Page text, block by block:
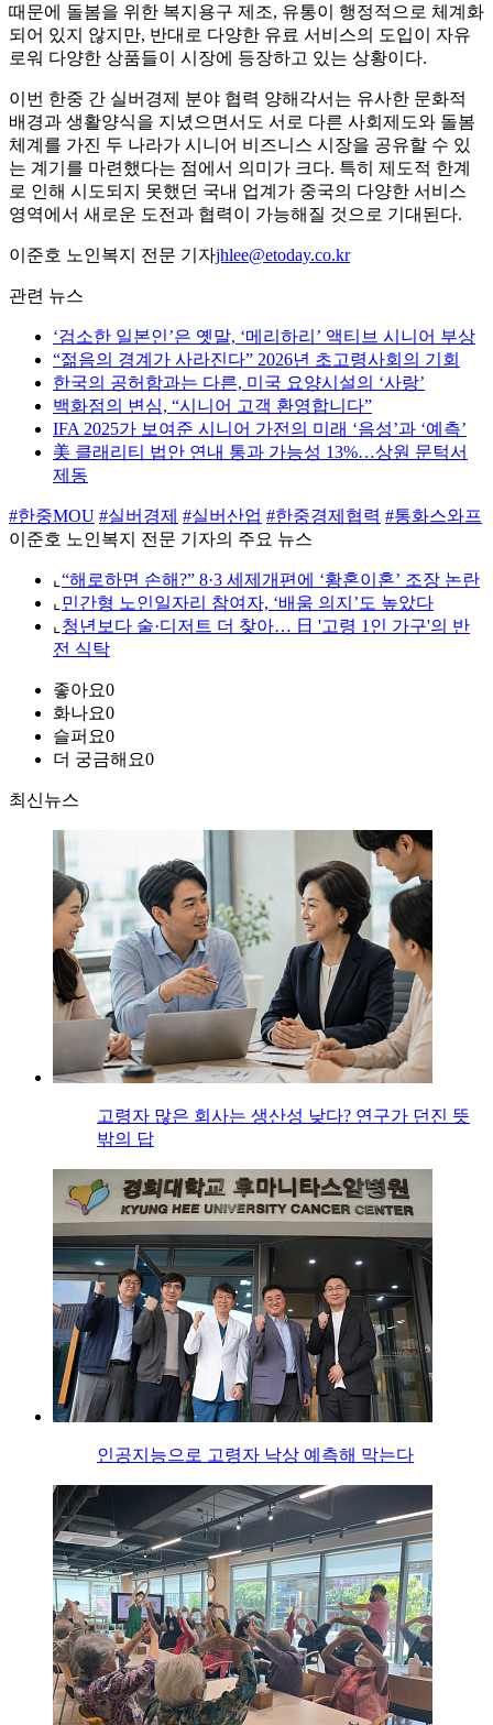
때문에 돌봄을 위한 복지용구 제조, 유통이 행정적으로 체계화
되어 있지 않지만, 반대로 다양한 유료 서비스의 도입이 자유
로워 다양한 상품들이 시장에 등장하고 있는 상황이다.
이번 한중 간 실버경제 분야 협력 양해각서는 유사한 문화적
배경과 생활양식을 지녔으면서도 서로 다른 사회제도와 돌봄
체계를 가진 두 나라가 시니어 비즈니스 시장을 공유할 수 있
는 계기를 마련했다는 점에서 의미가 크다. 특히 제도적 한계
로 인해 시도되지 못했던 국내 업계가 중국의 다양한 서비스
영역에서 새로운 도전과 협력이 가능해질 것으로 기대된다.
이준호 노인복지 전문 기자jhlee@etoday.co.kr
관련 뉴스
‘검소한 일본인’은 옛말, ‘메리하리’ 액티브 시니어 부상
“젊음의 경계가 사라진다” 2026년 초고령사회의 기회
한국의 공허함과는 다른, 미국 요양시설의 ‘사랑’
백화점의 변심, “시니어 고객 환영합니다”
IFA 2025가 보여준 시니어 가전의 미래 ‘음성’과 ‘예측’
美 클래리티 법안 연내 통과 가능성 13%…상원 문턱서
제동
#한중MOU #실버경제 #실버산업 #한중경제협력 #통화스와프
이준호 노인복지 전문 기자의 주요 뉴스
⌞ “해로하면 손해?” 8·3 세제개편에 ‘황혼이혼’ 조장 논란
⌞ 민간형 노인일자리 참여자, ‘배움 의지’도 높았다
⌞ 청년보다 술·디저트 더 찾아… 日 '고령 1인 가구'의 반
전 식탁
좋아요0
화나요0
슬퍼요0
더 궁금해요0
최신뉴스
고령자 많은 회사는 생산성 낮다? 연구가 던진 뜻
밖의 답
인공지능으로 고령자 낙상 예측해 막는다